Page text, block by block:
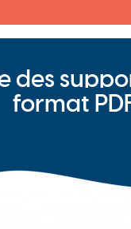
des
format